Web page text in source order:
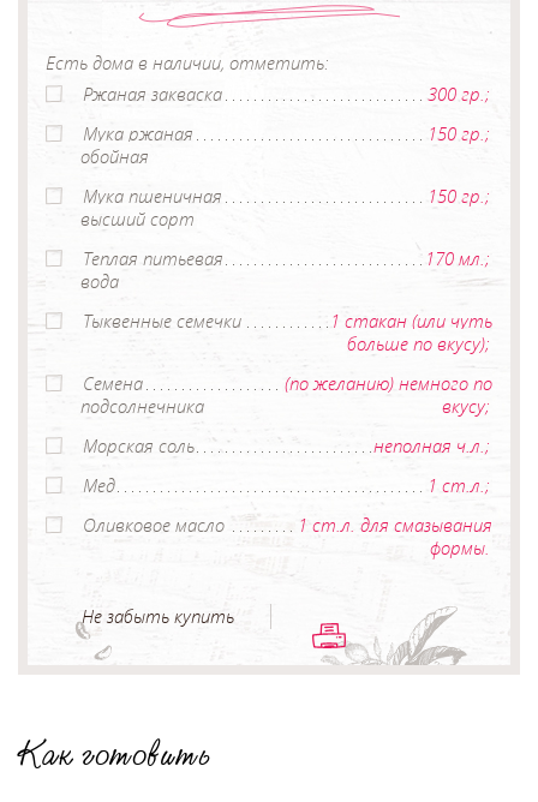
Есть дома в наличии, отметить:
Ржаная закваска
300 гр.;
Мука ржаная
обойная
150 гр.;
Мука пшеничная
высший сорт
150 гр.;
Теплая питьевая
вода
170 мл.;
Тыквенные семечки
1 стакан (или чуть
больше по вкусу);
Семена
подсолнечника
(по желанию) немного по
вкусу;
Морская соль
неполная ч.л.;
Мед
1 ст.л.;
Оливковое масло
1 ст.л. для смазывания
формы.
Не забыть купить
Как готовить